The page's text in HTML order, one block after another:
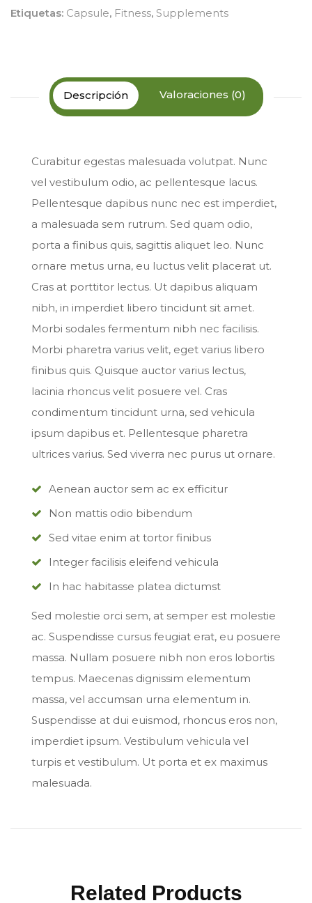
Etiquetas: Capsule, Fitness, Supplements
Descripción Valoraciones (0)
Curabitur egestas malesuada volutpat. Nunc
vel vestibulum odio, ac pellentesque lacus.
Pellentesque dapibus nunc nec est imperdiet,
a malesuada sem rutrum. Sed quam odio,
porta a finibus quis, sagittis aliquet leo. Nunc
ornare metus urna, eu luctus velit placerat ut.
Cras at porttitor lectus. Ut dapibus aliquam
nibh, in imperdiet libero tincidunt sit amet.
Morbi sodales fermentum nibh nec facilisis.
Morbi pharetra varius velit, eget varius libero
finibus quis. Quisque auctor varius lectus,
lacinia rhoncus velit posuere vel. Cras
condimentum tincidunt urna, sed vehicula
ipsum dapibus et. Pellentesque pharetra
ultrices varius. Sed viverra nec purus ut ornare.
Aenean auctor sem ac ex efficitur
Non mattis odio bibendum
Sed vitae enim at tortor finibus
Integer facilisis eleifend vehicula
In hac habitasse platea dictumst
Sed molestie orci sem, at semper est molestie
ac. Suspendisse cursus feugiat erat, eu posuere
massa. Nullam posuere nibh non eros lobortis
tempus. Maecenas dignissim elementum
massa, vel accumsan urna elementum in.
Suspendisse at dui euismod, rhoncus eros non,
imperdiet ipsum. Vestibulum vehicula vel
turpis et vestibulum. Ut porta et ex maximus
malesuada.
Related Products